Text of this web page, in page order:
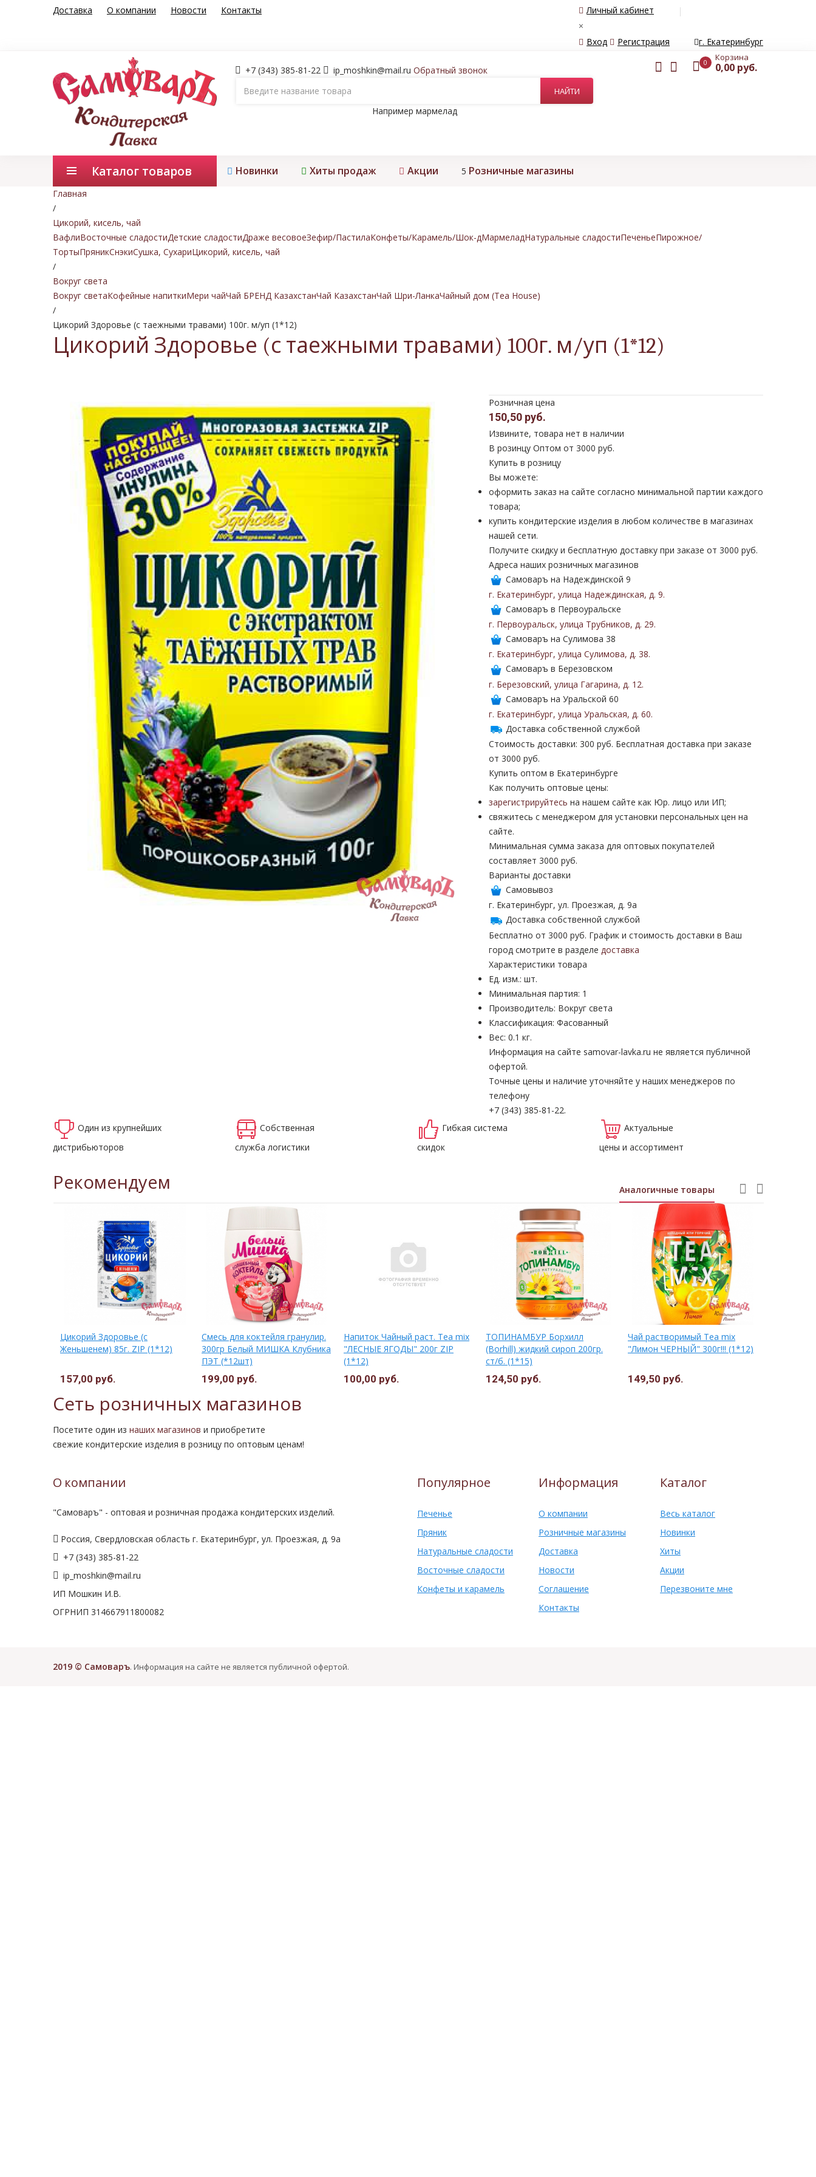
Доставка О компании Новости Контакты
Личный кабинет
×
Вход
Регистрация г. Екатеринбург
+7 (343) 385-81-22 ip_moshkin@mail.ru Обратный звонок
Например мармелад
0 Корзина
0,00 руб.
Каталог товаров Новинки Хиты продаж Акции 5 Розничные магазины
Главная
/
Цикорий, кисель, чай
ВафлиВосточные сладостиДетские сладостиДраже весовоеЗефир/ПастилаКонфеты/Карамель/Шок-дМармеладНатуральные сладостиПеченьеПирожное/
ТортыПряникСнэкиСушка, СухариЦикорий, кисель, чай
/
Вокруг света
Вокруг светаКофейные напиткиМери чайЧай БРЕНД КазахстанЧай КазахстанЧай Шри-ЛанкаЧайный дом (Tea House)
/
Цикорий Здоровье (с таежными травами) 100г. м/уп (1*12)
Цикорий Здоровье (с таежными травами) 100г. м/уп (1*12)
Розничная цена
150,50 руб.
Извините, товара нет в наличии
В розинцу Оптом от 3000 руб.
Купить в розницу
Вы можете:
оформить заказ на сайте согласно минимальной партии каждого
товара;
купить кондитерские изделия в любом количестве в магазинах
нашей сети.
Получите скидку и бесплатную доставку при заказе от 3000 руб.
Адреса наших розничных магазинов
Самоваръ на Надеждинской 9
г. Екатеринбург, улица Надеждинская, д. 9.
Самоваръ в Первоуральске
г. Первоуральск, улица Трубников, д. 29.
Самоваръ на Сулимова 38
г. Екатеринбург, улица Сулимова, д. 38.
Самоваръ в Березовском
г. Березовский, улица Гагарина, д. 12.
Самоваръ на Уральской 60
г. Екатеринбург, улица Уральская, д. 60.
Доставка собственной службой
Стоимость доставки: 300 руб. Бесплатная доставка при заказе
от 3000 руб.
Купить оптом в Екатеринбурге
Как получить оптовые цены:
зарегистрируйтесь на нашем сайте как Юр. лицо или ИП;
свяжитесь с менеджером для установки персональных цен на
сайте.
Минимальная сумма заказа для оптовых покупателей
составляет 3000 руб.
Варианты доставки
Самовывоз
г. Екатеринбург, ул. Проезжая, д. 9а
Доставка собственной службой
Бесплатно от 3000 руб. График и стоимость доставки в Ваш
город смотрите в разделе доставка
Характеристики товара
Ед. изм.: шт.
Минимальная партия: 1
Производитель: Вокруг света
Классификация: Фасованный
Вес: 0.1 кг.
Информация на сайте samovar-lavka.ru не является публичной
офертой.
Точные цены и наличие уточняйте у наших менеджеров по
телефону
+7 (343) 385-81-22.
Один из крупнейших
дистрибьюторов
Собственная
служба логистики
Гибкая система
скидок
Актуальные
цены и ассортимент
Рекомендуем Аналогичные товары
Цикорий Здоровье (с
Женьшенем) 85г. ZIP (1*12)
157,00 руб.
Смесь для коктейля гранулир.
300гр Белый МИШКА Клубника
ПЭТ (*12шт)
199,00 руб.
Напиток Чайный раст. Tea mix
"ЛЕСНЫЕ ЯГОДЫ" 200г ZIP
(1*12)
100,00 руб.
ТОПИНАМБУР Борхилл
(Borhill) жидкий сироп 200гр.
ст/б. (1*15)
124,50 руб.
Чай растворимый Tea mix
"Лимон ЧЕРНЫЙ" 300г!!! (1*12)
149,50 руб.
Сеть розничных магазинов
Посетите один из наших магазинов и приобретите
свежие кондитерские изделия в розницу по оптовым ценам!
О компании
"Самоваръ" - оптовая и розничная продажа кондитерских изделий.
Россия, Свердловская область г. Екатеринбург, ул. Проезжая, д. 9а
+7 (343) 385-81-22
ip_moshkin@mail.ru
ИП Мошкин И.В.
ОГРНИП 314667911800082
Популярное
Печенье
Пряник
Натуральные сладости
Восточные сладости
Конфеты и карамель
Информация
О компании
Розничные магазины
Доставка
Новости
Соглашение
Контакты
Каталог
Весь каталог
Новинки
Хиты
Акции
Перезвоните мне
2019 © Самоваръ. Информация на сайте не является публичной офертой.